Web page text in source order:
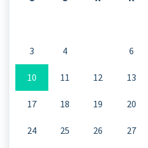
3 4 6
10 11 12 13
17 18 19 20
24 25 26 27